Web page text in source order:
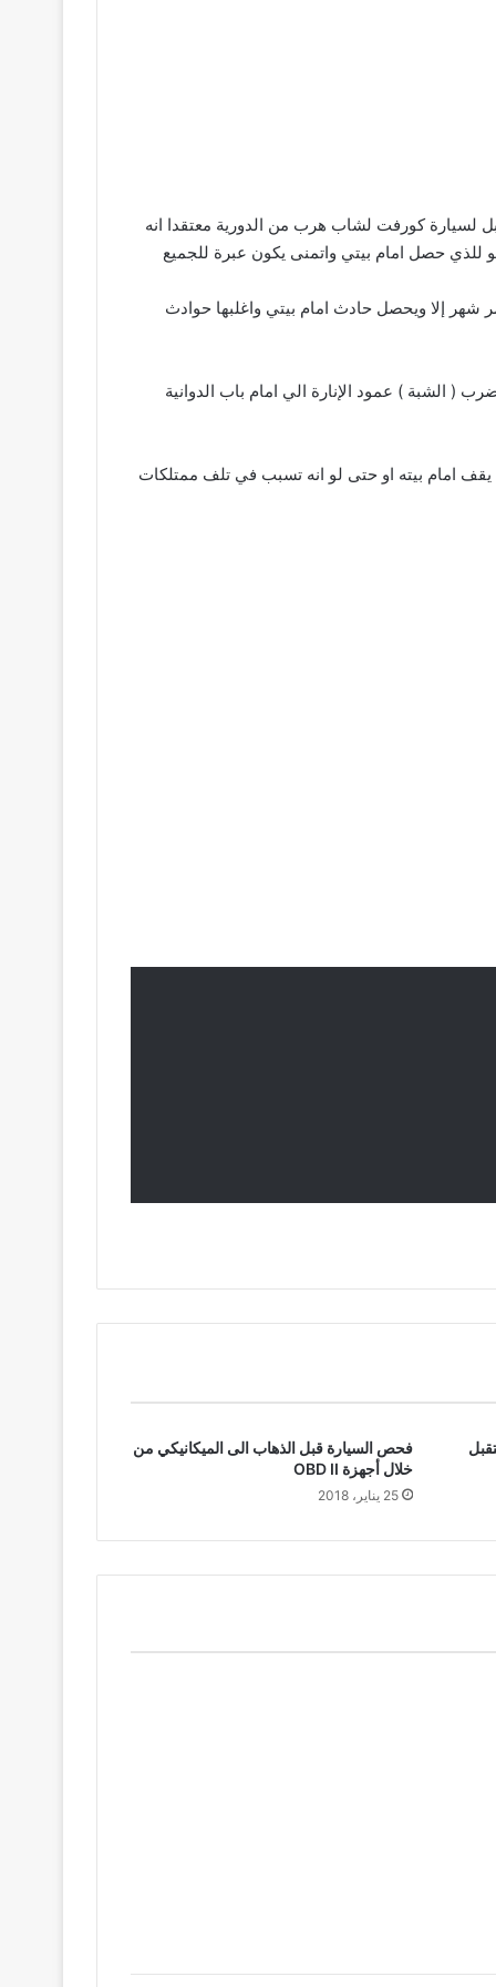
لسيارة كورفت لشاب هرب من الدورية معتقدا انه
للذي حصل امام بيتي واتمنى يكون عبرة للجميع
لا يمر شهر إلا ويحصل حادث امام بيتي واغلبها حوادث
) عمود الإنارة الي امام باب الدوانية
امام بيته او حتى لو انه تسبب في تلف ممتلكات
فحص السيارة قبل الذهاب الى الميكانيكي من
خلال أجهزة OBD II
25 يناير، 2018